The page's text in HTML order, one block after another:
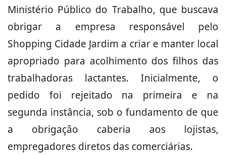
Ministério Público do Trabalho, que buscava
obrigar a empresa responsável pelo
Shopping Cidade Jardim a criar e manter local
apropriado para acolhimento dos filhos das
trabalhadoras lactantes. Inicialmente, o
pedido foi rejeitado na primeira e na
segunda instância, sob o fundamento de que
a obrigação caberia aos lojistas,
empregadores diretos das comerciárias.